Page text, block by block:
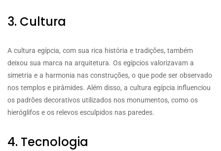
3. Cultura
A cultura egípcia, com sua rica história e tradições, também
deixou sua marca na arquitetura. Os egípcios valorizavam a
simetria e a harmonia nas construções, o que pode ser observado
nos templos e pirâmides. Além disso, a cultura egípcia influenciou
os padrões decorativos utilizados nos monumentos, como os
hieróglifos e os relevos esculpidos nas paredes.
4. Tecnologia